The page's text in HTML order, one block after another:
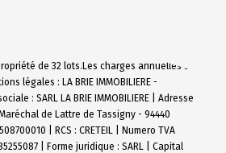
de 32 lots.Les charges annuelles sont
légales : LA BRIE IMMOBILIERE -
: SARL LA BRIE IMMOBILIERE | Adresse
de Lattre de Tassigny - 94440
| RCS : CRETEIL | Numero TVA
| Forme juridique : SARL | Capital